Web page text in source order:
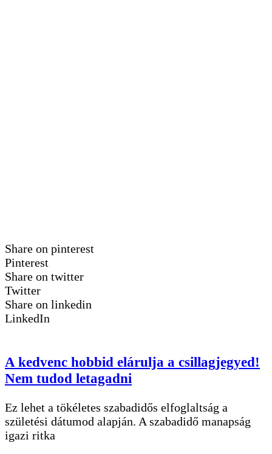
Share on pinterest
Pinterest
Share on twitter
Twitter
Share on linkedin
LinkedIn
A kedvenc hobbid elárulja a csillagjegyed!
Nem tudod letagadni
Ez lehet a tökéletes szabadidős elfoglaltság a
születési dátumod alapján. A szabadidő manapság
igazi ritka